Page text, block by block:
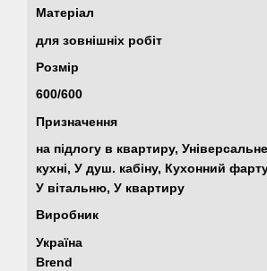
Матеріал
для зовнішніх робіт
Розмір
600/600
Призначення
на підлогу в квартиру,
кухні, У душ. кабіну, Кухонний
У вітальню, У квартиру
Виробник
Україна
Brend